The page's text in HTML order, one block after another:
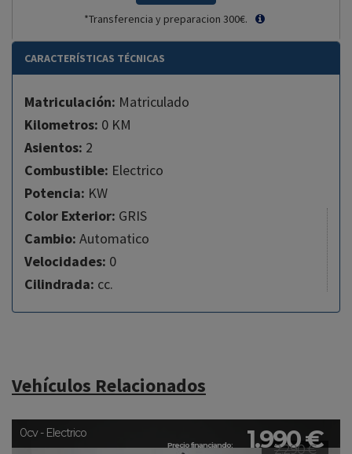
*Transferencia y preparacion 300€.
CARACTERÍSTICAS TÉCNICAS
Matriculación: Matriculado
Kilometros: 0 KM
Asientos: 2
Combustible: Electrico
Potencia: KW
Color Exterior: GRIS
Cambio: Automatico
Velocidades: 0
Cilindrada: cc.
Vehículos Relacionados
Precio financiando: 1.990 €
2.290 €
0cv - Electrico